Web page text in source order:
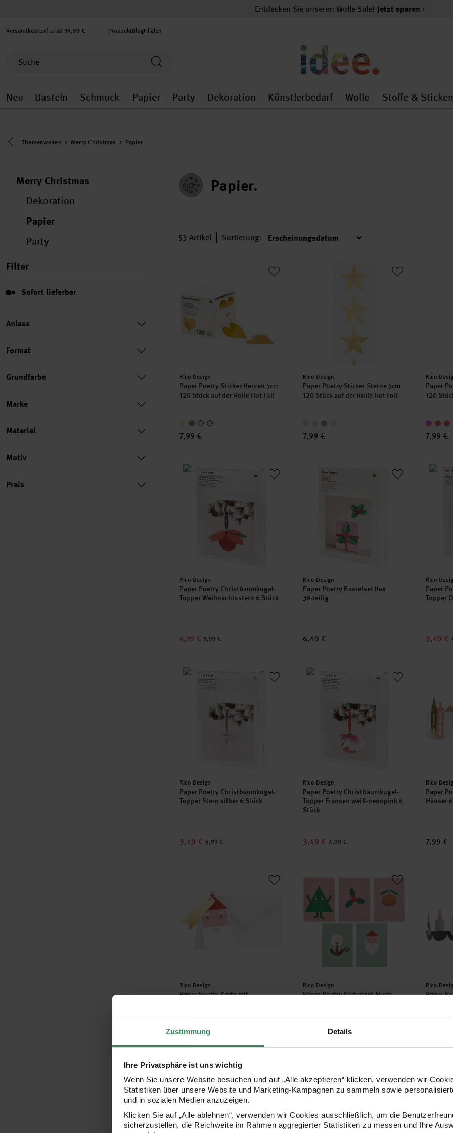
Zustimmung Details
Ihre Privatsphäre ist uns wichtig
Wenn Sie unsere Website besuchen und auf „Alle akzeptieren“ klicken, verwenden wir
Statistiken über unsere Website und Marketing-Kampagnen zu sammeln sowie
und in sozialen Medien anzuzeigen.
Klicken Sie auf „Alle ablehnen“, verwenden wir Cookies ausschließlich, um die
sicherzustellen, die Reichweite im Rahmen aggregierter Statistiken zu messen und Ihre
Entdecken Sie unseren Wolle Sale! Jetzt sparen
Versandkostenfrei ab 34,99 € ProspektBlogFilialen
Neu
Neu general.openMenu
Basteln
Basteln general.openMenu
Schmuck
Schmuck general.openMenu
Papier
Papier general.openMenu
Party
Party general.openMenu
Dekoration
Dekoration general.openMenu
Künstlerbedarf
Künstlerbedarf
Wolle
Wolle
Stoffe & Sticken
Eine Kategorie zurück navigieren
Themenwelten Merry Christmas Papier
Merry Christmas
Dekoration
Papier
Party
Filter
Sofort lieferbar
Sofort lieferbar
Anlass
Format
Grundfarbe
Marke
Material
Motiv
Preis
Preis
Papier
53 Artikel Sortierung:
Sortierung
Paper Poetry Sticker Herzen 5cm 120 Stück auf der Rolle Hot Foil
Hersteller:
Rico Design
Paper Poetry Sticker Herzen 5cm
120 Stück auf der Rolle Hot Foil
7,99 €
Paper Poetry Sticker Sterne 5cm 120 Stück
Hersteller:
Rico Design
Paper Poetry Sticker Sterne 5cm
120 Stück auf der Rolle Hot Foil
7,99 €
Paper
Rico
Paper
120
7,99 €
Paper Poetry Christbaumkugel-Topper Weihnachtsstern 6 Stück
Hersteller:
Rico Design
Paper Poetry Christbaumkugel-
Topper Weihnachtsstern 6 Stück
4,19 € 5,99 €
Hersteller:
Rico Design
Paper Poetry Bastelset Ilex
38-teilig
6,49 €
Paper
Rico
Paper
Topper
3,49 €
Paper Poetry Christbaumkugel-Topper Stern silber 6 Stück
Hersteller:
Rico Design
Paper Poetry Christbaumkugel-
Topper Stern silber 6 Stück
3,49 € 4,99 €
Paper Poetry Christbaumkugel-Topper
Hersteller:
Rico Design
Paper Poetry Christbaumkugel-
Topper Fransen weiß-neonpink 6
Stück
3,49 € 4,99 €
Rico
Paper
Häuser
7,99 €
Hersteller:
Rico Design
Paper Poetry Karte mit
4,49 €
Hersteller:
Rico Design
Paper Poetry Kartenset Merry
Rico
Paper